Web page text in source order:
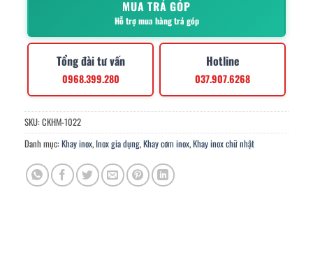
MUA TRẢ GÓP
Hỗ trợ mua hàng trả góp
Tổng đài tư vấn
0968.399.280
Hotline
037.907.6268
SKU: CKHM-1022
Danh mục: Khay inox, Inox gia dụng,Khay cơm inox,Khay inox chữ nhật